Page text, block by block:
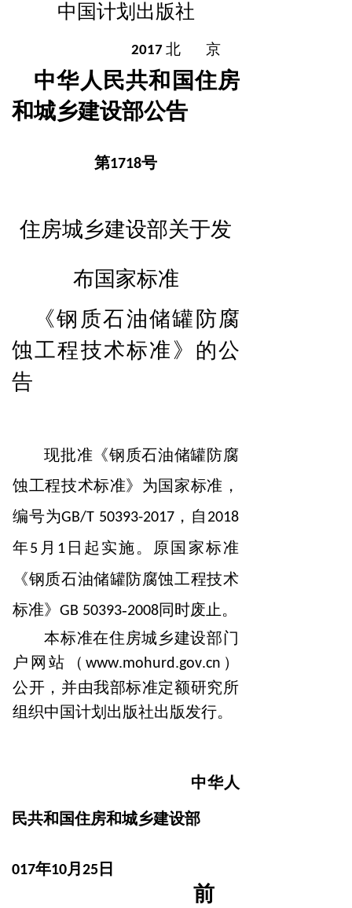
中国计划出版社
2017 北 京
中华人民共和国住房
和城乡建设部公告
第1718号
住房城乡建设部关于发
布国家标准
《钢质石油储罐防腐
蚀工程技术标准》的公
告
现批准《钢质石油储罐防腐
蚀工程技术标准》为国家标准，
编号为GB/T 50393-2017， 自 2018
年5 月 1 日起实施 。 原国家标准
《钢质石油储罐防腐蚀工程技术
标准》GB 50393-2008同时废止。
本标准在住房城乡建设部门
户网站（ www.mohurd.gov.cn ）
公开，并由我部标准定额研究所
组织中国计划出版社出版发行。
中华人
民共和国住房和城乡建设部
017年10 月 25 日
前